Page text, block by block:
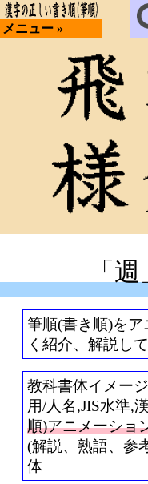
メニュー »
「
筆順(書き順)を
く紹介、解説し
教科書体イメー
用/人名,JIS水準,
順)アニメーショ
(解説、熟語、参
体